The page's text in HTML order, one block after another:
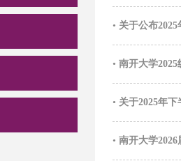
• 关于公布
• 南开大学
• 关于2025年
• 南开大学